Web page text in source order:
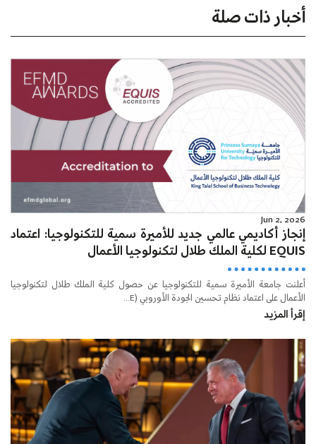
أخبار ذات صلة
Jun 2, 2026
إنجاز أكاديمي عالمي جديد للأميرة سمية للتكنولوجيا: اعتماد
EQUIS لكلية الملك طلال لتكنولوجيا الأعمال
أعلنت جامعة الأميرة سمية للتكنولوجيا عن حصول كلية الملك طلال لتكنولوجيا
الأعمال على اعتماد نظام تحسين الجودة الأوروبي (E...
إقرأ المزيد